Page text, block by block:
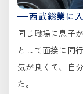
西武総業に
同じ職場に息子
として面接に同
気が良くて、自
た。